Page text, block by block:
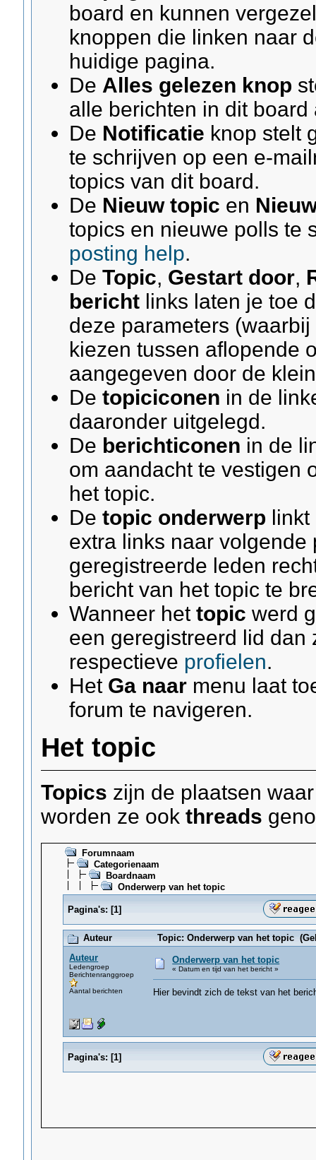
board en kunnen
knoppen die linken naar
huidige pagina.
De Alles gelezen knop
alle berichten in dit
De Notificatie knop stelt
te schrijven op een e-
topics van dit board.
De Nieuw topic en
topics en nieuwe polls te
posting help.
DeTopic, Gestart door,
bericht links laten je toe
deze parameters (waarbij
kiezen tussen aflopende
aangegeven door de
Detopiciconen in de
daaronder uitgelegd.
De berichticonen in de
om aandacht te vestigen
het topic.
Detopic onderwerp
extra links naar
geregistreerde leden
bericht van het topic te
Wanneer hettopic werd
een geregistreerd lid
respectieve profielen.
Het Ga naar menu laat
forum te navigeren.
Het topic
Topics zijn de plaatsen
worden ze ookthreads
Forumnaam
Categorienaam
Boardnaam
Onderwerp van het topic
Pagina's: [1]
Auteur
Topic: Onderwerp van het topic
Auteur
Ledengroep
Berichtenranggroep
Aantal berichten
Onderwerp van het topic
« Datum en tijd van het bericht »
Hier bevindt zich de tekst van het
Pagina's: [1]